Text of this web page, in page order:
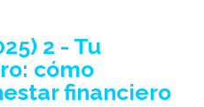
2 - Tu
cómo
financiero